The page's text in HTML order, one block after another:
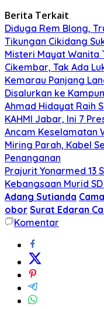
Berita Terkait
Diduga Rem Blong,
Tikungan Cikidang
Misteri Mayat Wanita
Cikembar, Tak Ada
Kemarau Panjang
Disalurkan ke
Ahmad Hidayat Raih
KAHMI Jabar, Ini 7
Ancam Keselamatan
Miring Parah, Kabel
Penanganan
Prajurit Yonarmed 13
Kebangsaan Murid
Adang Sutianda
obor Surat Edaran
Komentar